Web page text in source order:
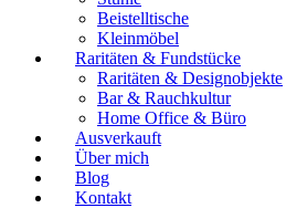
Beistelltische
Kleinmöbel
Raritäten & Fundstücke
Raritäten & Designobjekte
Bar & Rauchkultur
Home Office & Büro
Ausverkauft
Über mich
Blog
Kontakt